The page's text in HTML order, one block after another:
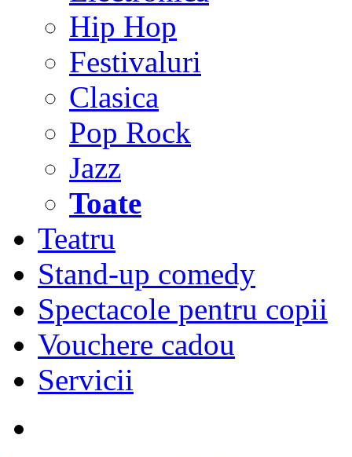
Hip Hop
Festivaluri
Clasica
Pop Rock
Jazz
Toate
Teatru
Stand-up comedy
Spectacole pentru copii
Vouchere cadou
Servicii